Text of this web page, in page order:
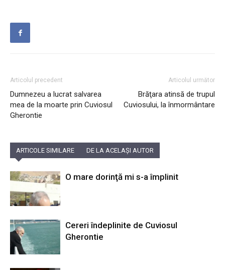
Articolul precedent
Dumnezeu a lucrat salvarea
mea de la moarte prin Cuviosul
Gherontie
Articolul următor
Brăţara atinsă de trupul
Cuviosului, la înmormântare
ARTICOLE SIMILARE DE LA ACELAȘI AUTOR
O mare dorinţă mi s-a împlinit
Cereri îndeplinite de Cuviosul
Gherontie